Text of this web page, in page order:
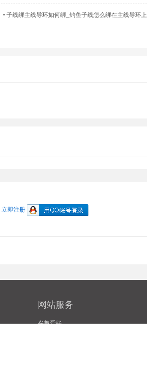
•子线绑主线导环如何绑_钓鱼子线怎么绑在主线导环上
立即注册
网站服务
兴趣爱好